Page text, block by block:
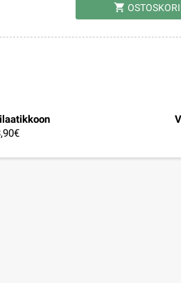
shopping_cart